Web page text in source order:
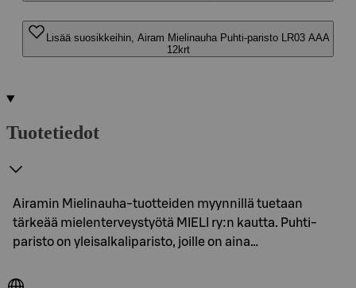
Lisää suosikkeihin, Airam Mielinauha Puhti-paristo LR03 AAA
12krt
Tuotetiedot
Airamin Mielinauha-tuotteiden myynnillä tuetaan
tärkeää mielenterveystyötä MIELI ry:n kautta. Puhti-
paristo on yleisalkaliparisto, joille on aina…